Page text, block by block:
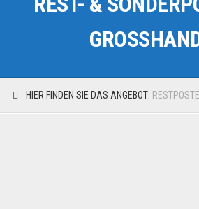
Fahrzeuge & Transport
HIER FINDEN SIE DAS ANGEBOT: